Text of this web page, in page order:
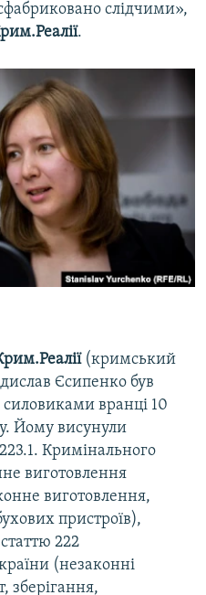
слідчими»,
.
(кримський
Єсипенко був
вранці 10
Йому висунули
Кримінального
виготовлення
виготовлення,
пристроїв),
222
(незаконні
зберігання,